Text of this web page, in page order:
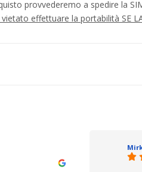
provvederemo a spedire la
vietato effettuare la portabilità SE